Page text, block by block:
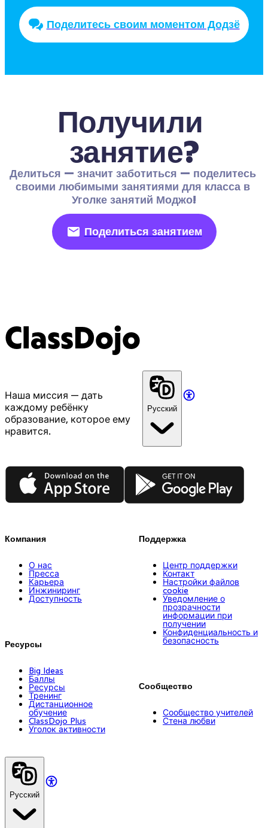
Поделитесь своим моментом Додзё
Получили
занятие?
Делиться — значит заботиться — поделитесь
своими любимыми занятиями для класса в
Уголке занятий Моджо!
Поделиться занятием
ClassDojo
Наша миссия — дать
каждому ребёнку
образование, которое ему
нравится.
Русский
App Store Google Play
Компания
О нас
Пресса
Карьера
Инжиниринг
Доступность
Ресурсы
Big Ideas
Баллы
Ресурсы
Тренинг
Дистанционное
обучение
ClassDojo Plus
Уголок активности
Поддержка
Центр поддержки
Контакт
Настройки файлов
cookie
Уведомление о
прозрачности
информации при
получении
Конфиденциальность и
безопасность
Сообщество
Сообщество учителей
Стена любви
Русский